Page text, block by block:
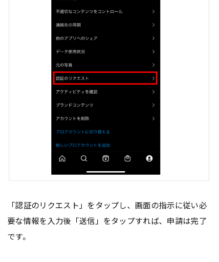
「認証のリクエスト」をタップし、画面の指示に従い必
要な情報を入力後「送信」をタップすれば、申請は完了
です。